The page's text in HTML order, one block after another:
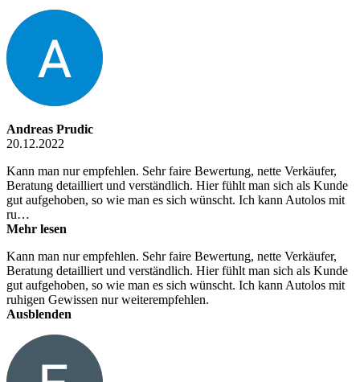
Andreas Prudic
20.12.2022
Kann man nur empfehlen. Sehr faire Bewertung, nette Verkäufer,
Beratung detailliert und verständlich. Hier fühlt man sich als Kunde
gut aufgehoben, so wie man es sich wünscht. Ich kann Autolos mit
ru…
Mehr lesen
Kann man nur empfehlen. Sehr faire Bewertung, nette Verkäufer,
Beratung detailliert und verständlich. Hier fühlt man sich als Kunde
gut aufgehoben, so wie man es sich wünscht. Ich kann Autolos mit
ruhigen Gewissen nur weiterempfehlen.
Ausblenden